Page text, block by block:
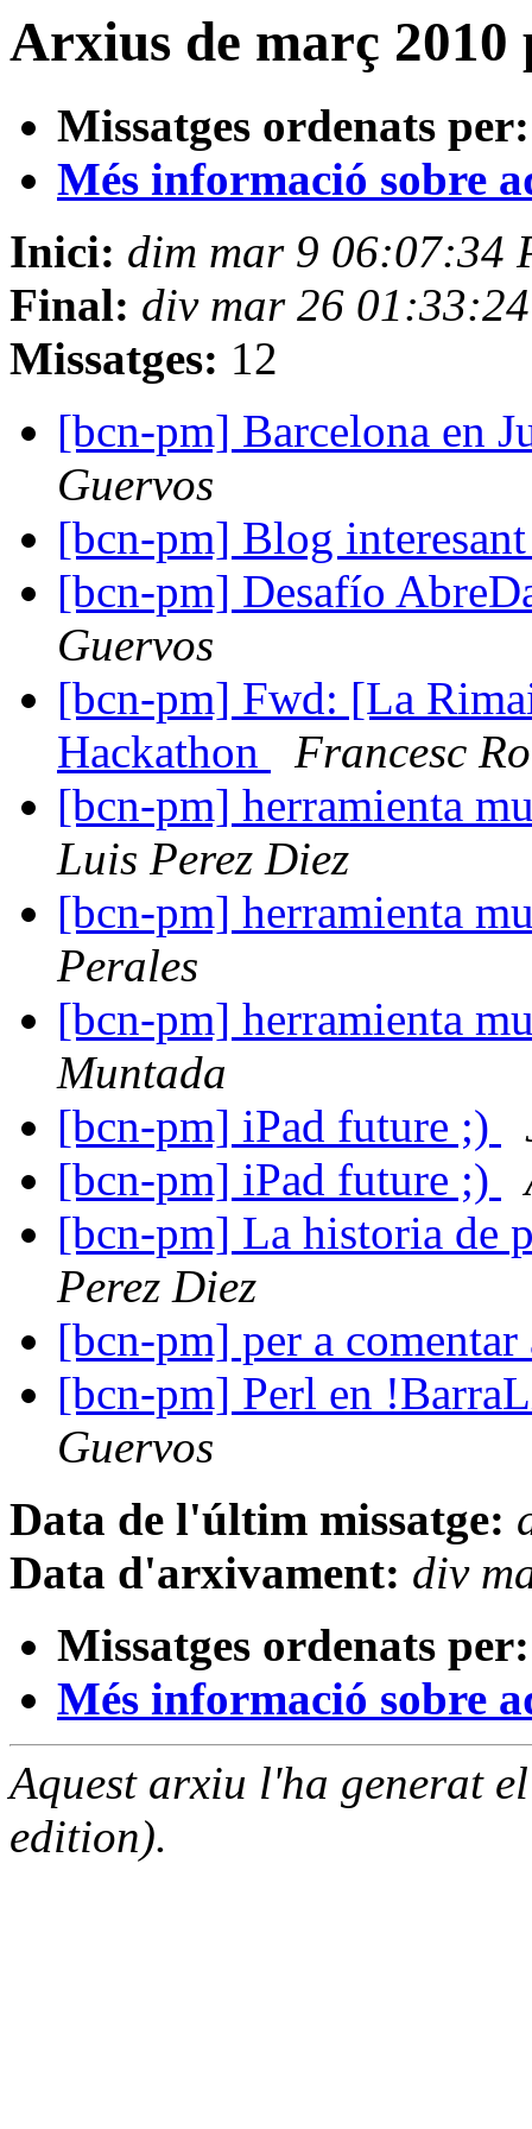
Arxius de març 2010
Missatges ordenats per:
Més informació sobre
Inici: dim mar 9 06:07:34
Final: div mar 26
Missatges: 12
[bcn-pm] Barcelona en
Guervos
[bcn-pm] Blog
[bcn-pm] Desafío
Guervos
[bcn-pm] Fwd: [La
Hackathon
Francesc
[bcn-pm] herramienta
Luis Perez Diez
[bcn-pm] herramienta
Perales
[bcn-pm] herramienta
Muntada
[bcn-pm] iPad future ;)
[bcn-pm] iPad future ;)
[bcn-pm] La historia de
Perez Diez
[bcn-pm] per a
[bcn-pm] Perl en
Guervos
Data de l'últim missatge:
Data d'arxivament: div
Missatges ordenats per:
Més informació sobre
Aquest arxiu l'ha generat
edition).